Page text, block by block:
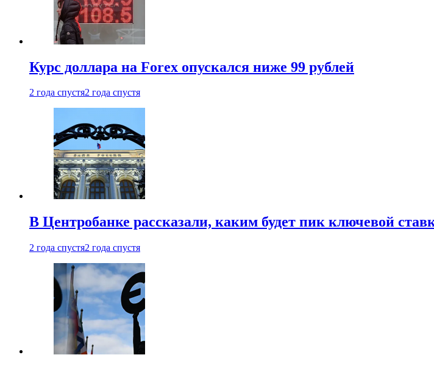
Курс доллара на Forex опускался ниже 99 рублей
2 года спустя2 года спустя
В Центробанке рассказали, каким будет пик ключевой
2 года спустя2 года спустя